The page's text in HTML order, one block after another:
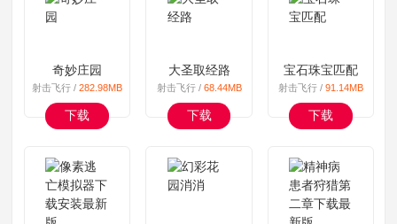
奇妙庄园
射击飞行 / 282.98MB
下载
大圣取经路
射击飞行 / 68.44MB
下载
宝石珠宝匹配
射击飞行 /91.14MB
下载